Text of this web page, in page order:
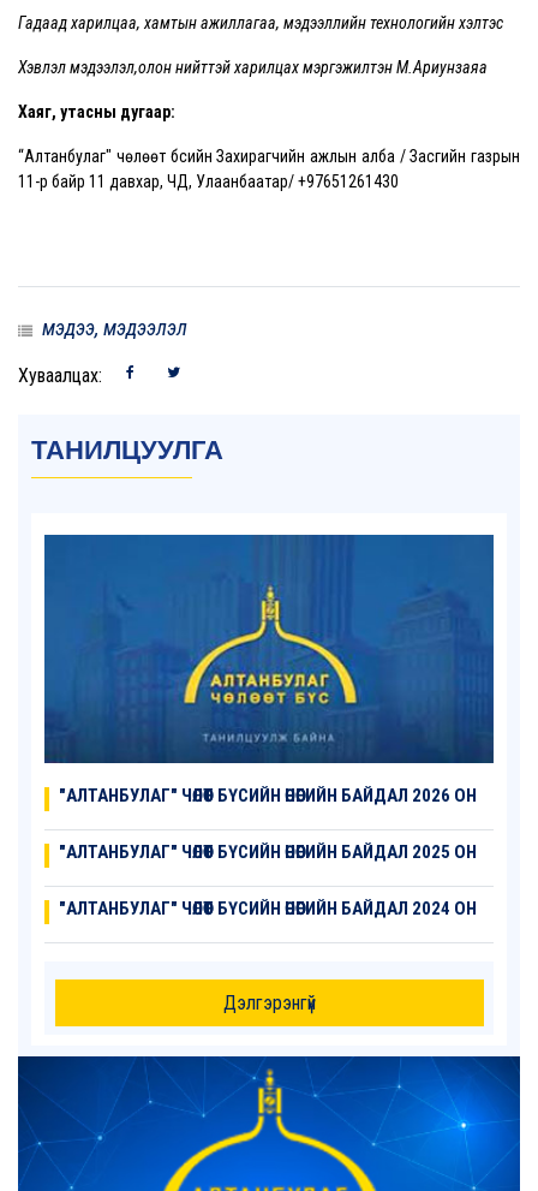
ТАНИЛЦУУЛГА
"АЛТАНБУЛАГ" ЧӨЛӨӨТ БҮСИЙН ӨНӨӨГИЙН БАЙДАЛ 2026 ОН
"АЛТАНБУЛАГ" ЧӨЛӨӨТ БҮСИЙН ӨНӨӨГИЙН БАЙДАЛ 2025 ОН
"АЛТАНБУЛАГ" ЧӨЛӨӨТ БҮСИЙН ӨНӨӨГИЙН БАЙДАЛ 2024 ОН
Дэлгэрэнгүй
Гадаад харилцаа, хамтын ажиллагаа, мэдээллийн технологийн хэлтэс
Хэвлэл мэдээлэл,олон нийттэй харилцах мэргэжилтэн М.Ариунзаяа
Хаяг, утасны дугаар:
“Алтанбулаг" чөлөөт бүсийн Захирагчийн ажлын алба / Засгийн газрын
11-р байр 11 давхар, ЧД, Улаанбаатар/ +97651261430
мэдээ, мэдээлэл
Хуваалцах: